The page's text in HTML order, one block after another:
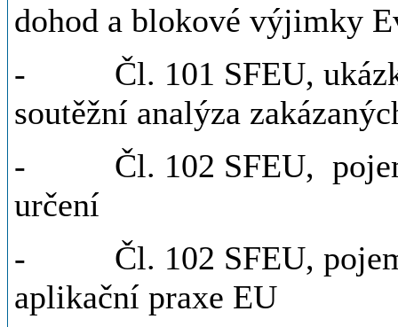
dohod a blokové výjimky
- Čl. 101 SFEU,
soutěžní analýza
- Čl. 102 SFEU, pojem
určení
- Čl. 102 SFEU, pojem
aplikační praxe EU